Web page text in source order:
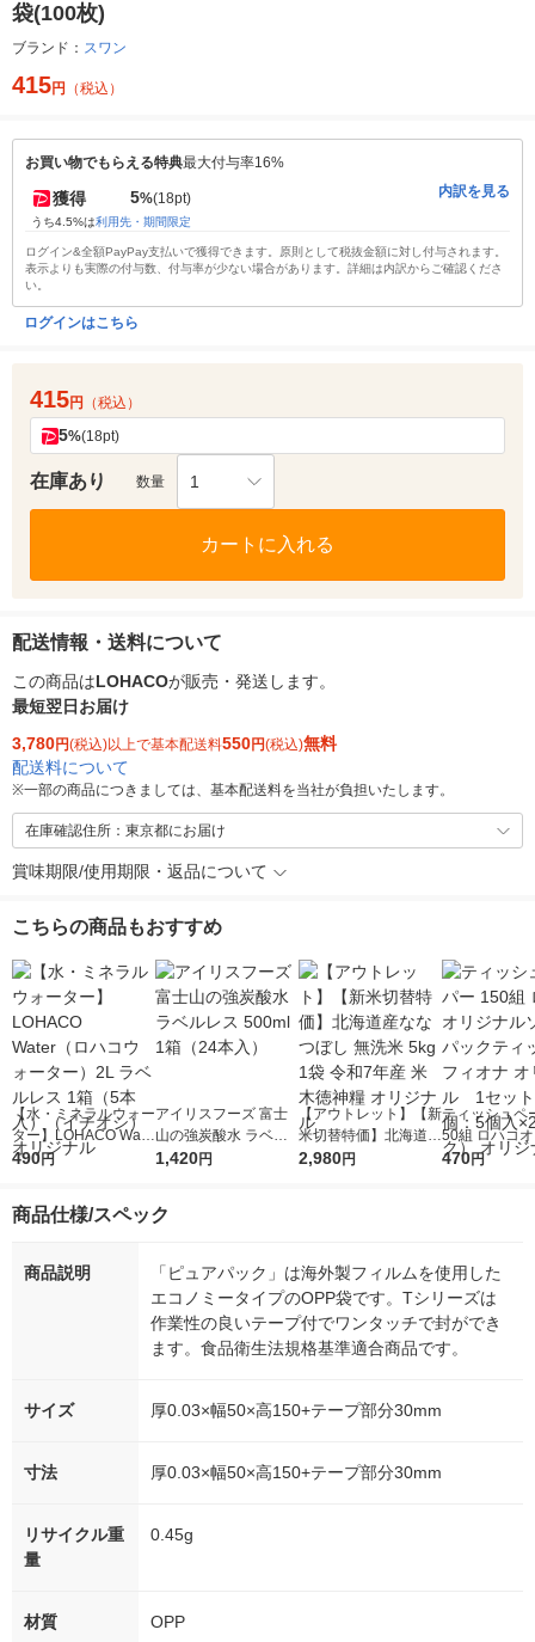
袋(100枚)
ブランド： スワン
415円 （税込）
お買い物でもらえる特典最大付与率16%
獲得 5%(18pt)
うち4.5%は利用先・期間限定
内訳を見る
ログイン&全額PayPay支払いで獲得できます。原則として税抜金額に対し付与されます。
表示よりも実際の付与数、付与率が少ない場合があります。詳細は内訳からご確認くださ
い。
ログインはこちら
415円 （税込）
5%(18pt)
在庫あり 数量 1
カートに入れる
配送情報・送料について
この商品はLOHACOが販売・発送します。
最短翌日お届け
3,780円(税込)以上で基本配送料550円(税込)無料
配送料について
※一部の商品につきましては、基本配送料を当社が負担いたします。
在庫確認住所：東京都にお届け
賞味期限/使用期限・返品について
こちらの商品もおすすめ
【水・ミネラルウォー
ター】LOHACO Wate
r（ロハコウォータ
シ） オリジナル
490円
アイリスフーズ 富士
山の強炭酸水 ラベル
レス 500ml 1箱（24
1,420円
【アウトレット】【新
米切替特価】北海道産
ななつぼし 無洗米 5k
2,980円
ティッシュペ
50組 ロハコ
ルソフトパッ
470円
商品仕様/スペック
商品説明
「ピュアパック」は海外製フィルムを使用した
エコノミータイプのOPP袋です。Tシリーズは
作業性の良いテープ付でワンタッチで封ができ
ます。食品衛生法規格基準適合商品です。
サイズ 厚0.03×幅50×高150+テープ部分30mm
寸法 厚0.03×幅50×高150+テープ部分30mm
リサイクル重
量
0.45g
材質 OPP